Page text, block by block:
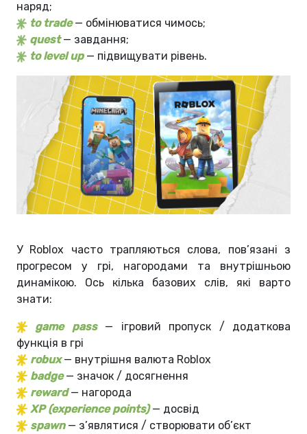
наряд;
to trade— обмінюватися чимось;
quest— завдання;
to level up — підвищувати рівень.
У Roblox часто трапляються слова, пов’язані з
прогресом у грі, нагородами та внутрішньою
динамікою. Ось кілька базових слів, які варто
знати:
game pass— ігровий пропуск / додаткова
функція в грі
robux— внутрішня валюта Roblox
badge— значок / досягнення
reward— нагорода
XP (experience points)— досвід
spawn — з’являтися / створювати об’єкт